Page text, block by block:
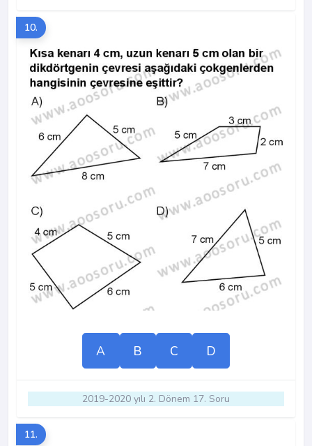
10.
A B C D
2019-2020 yılı 2. Dönem 17. Soru
11.